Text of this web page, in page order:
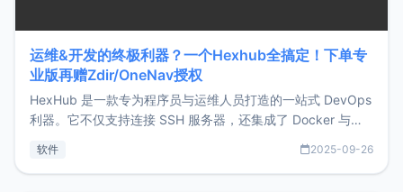
运维&开发的终极利器？一个Hexhub全搞定！下单专
业版再赠Zdir/OneNav授权
HexHub 是一款专为程序员与运维人员打造的一站式 DevOps
利器。它不仅支持连接 SSH 服务器，还集成了 Docker 与常
件间频繁切换，仅凭 HexHub 即可同时搞定运维与数据库操
软件 2025-09-26